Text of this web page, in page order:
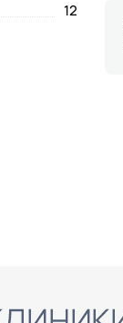
12